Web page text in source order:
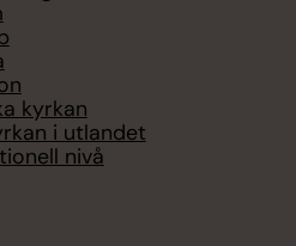
kyrkan
i utlandet
nivå